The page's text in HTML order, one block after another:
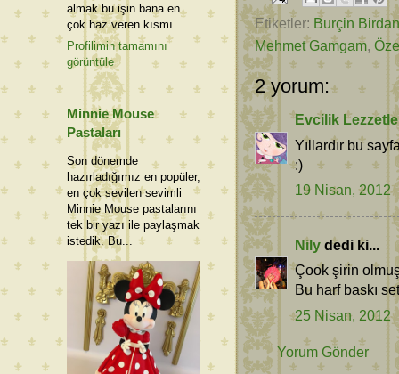
Etiketler: Burçin
Mehmet Gamgam,
2 yorum:
Evcilik
Yıllardır bu
:)
19 Nisan, 2012
Nily dedi ki...
Çook şirin
Bu harf baskı
25 Nisan, 2012
Yorum Gönder
almak bu işin bana en
çok haz veren kısmı.
Profilimin tamamını
görüntüle
Minnie Mouse
Pastaları
Son dönemde
hazırladığımız en popüler,
en çok sevilen sevimli
Minnie Mouse pastalarını
tek bir yazı ile paylaşmak
istedik. Bu...